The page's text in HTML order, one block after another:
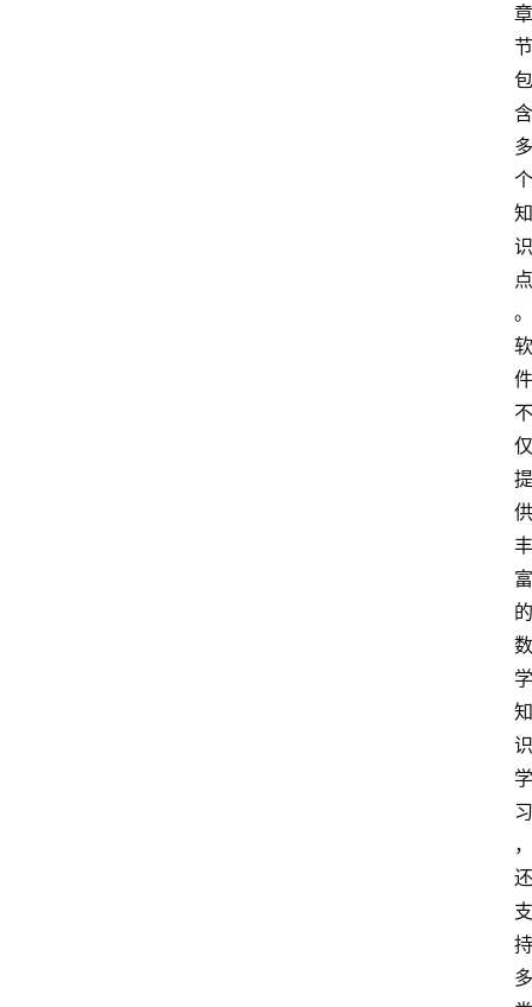
章
节
包
含
多
个
知
识
点
。
软
件
不
仅
提
供
丰
富
的
数
学
知
识
学
习
，
还
支
持
多